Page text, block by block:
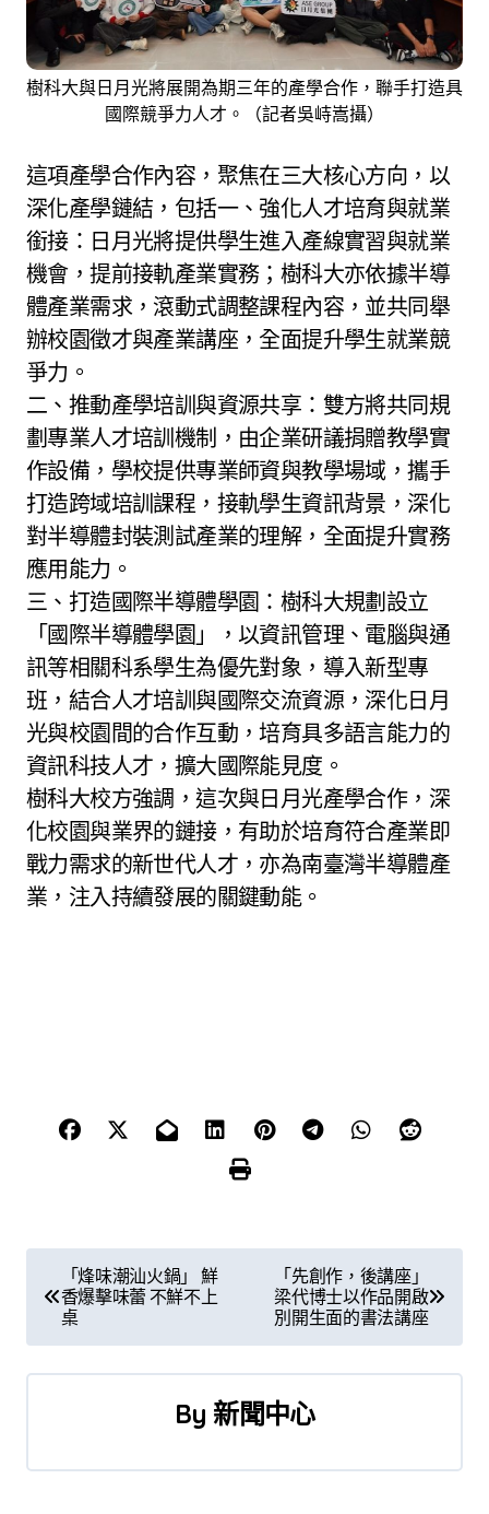
樹科大與日月光將展開為期三年的產學合作，聯手打造具
國際競爭力人才。（記者吳峙嵩攝）
這項產學合作內容，聚焦在三大核心方向，以
深化產學鏈結，包括一、強化人才培育與就業
銜接：日月光將提供學生進入產線實習與就業
機會，提前接軌產業實務；樹科大亦依據半導
體產業需求，滾動式調整課程內容，並共同舉
辦校園徵才與產業講座，全面提升學生就業競
爭力。
二、推動產學培訓與資源共享：雙方將共同規
劃專業人才培訓機制，由企業研議捐贈教學實
作設備，學校提供專業師資與教學場域，攜手
打造跨域培訓課程，接軌學生資訊背景，深化
對半導體封裝測試產業的理解，全面提升實務
應用能力。
三、打造國際半導體學園：樹科大規劃設立
「國際半導體學園」，以資訊管理、電腦與通
訊等相關科系學生為優先對象，導入新型專
班，結合人才培訓與國際交流資源，深化日月
光與校園間的合作互動，培育具多語言能力的
資訊科技人才，擴大國際能見度。
樹科大校方強調，這次與日月光產學合作，深
化校園與業界的鏈接，有助於培育符合產業即
戰力需求的新世代人才，亦為南臺灣半導體產
業，注入持續發展的關鍵動能。
章
導
「烽味潮汕火鍋」 鮮
香爆擊味蕾 不鮮不上
桌
「先創作，後講座」
梁代博士以作品開啟
別開生面的書法講座
By 新聞中心